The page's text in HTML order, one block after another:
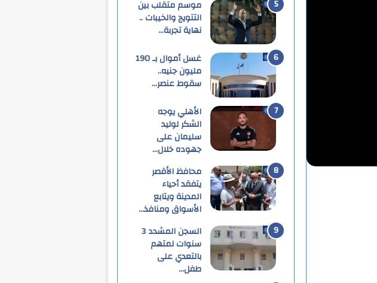
موسم متقلب بين
التتويج والخيبات ..
نهاية تجربة…
غسل أموال بـ 190
مليون جنيه..
سقوط عنصر…
الأهلي يوجه
الشكر لوليد
سليمان على
جهوده خلال…
محافظ الأقصر
يتفقد أحياء
المدينة ويتابع
الأسواق ومنافذ…
السجن المشدد 3
سنوات لمتهم
بالتعدي على
طفل…